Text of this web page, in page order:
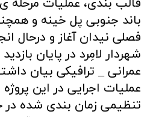
قالب بندی، عملیات مرحله
باند جنوبی پل خینه و
فصلی نیدان آغاز و درحال
شهردار لامِرد در پایان
عمرانی _ ترافیکی بیان
عملیات اجرایی در این
تنظیمی زمان بندی شده در